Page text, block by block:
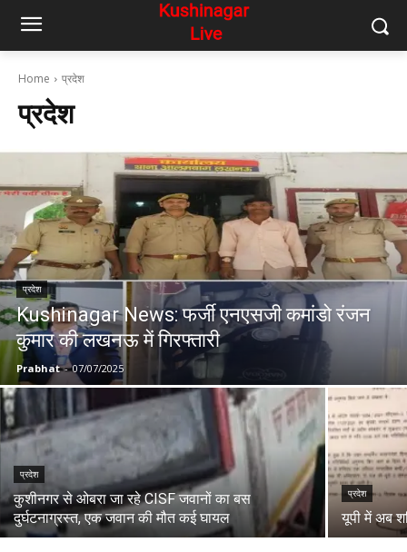
Home प्रदेश
प्रदेश
प्रदेश
Kushinagar News: फर्जी एनएसजी कमांडो रंजन
कुमार की लखनऊ में गिरफ्तारी
Prabhat - 07/07/2025
प्रदेश
कुशीनगर से ओबरा जा रहे CISF जवानों का बस
दुर्घटनाग्रस्त, एक जवान की मौत कई घायल
प्रदेश
यूपी में अब